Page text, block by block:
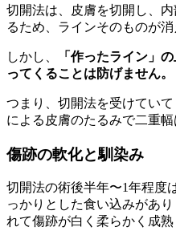
切開法は、皮膚を切開し、
るため、ラインそのものが消
しかし、
「作ったライン」
ってくることは防げません。
つまり、切開法を受けてい
による皮膚のたるみで二重
傷跡の軟化と馴染み
切開法の術後半年〜1年程度
っかりとした食い込みがあ
れて傷跡が白く柔らかく成熟